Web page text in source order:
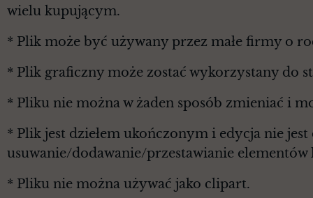
wielu kupującym.
* Plik może być używany przez małe firmy o
* Plik graficzny może zostać wykorzystany do
* Pliku nie można w żaden sposób zmieniać i
* Plik jest dziełem ukończonym i edycja nie
usuwanie/dodawanie/przestawianie
* Pliku nie można używać jako clipart.